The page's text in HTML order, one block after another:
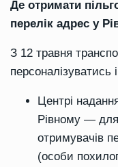
Де отримати
перелік адрес у
З 12 травня
персоналізуватись
Центрі
Рівному — для
отримувачів
(особи